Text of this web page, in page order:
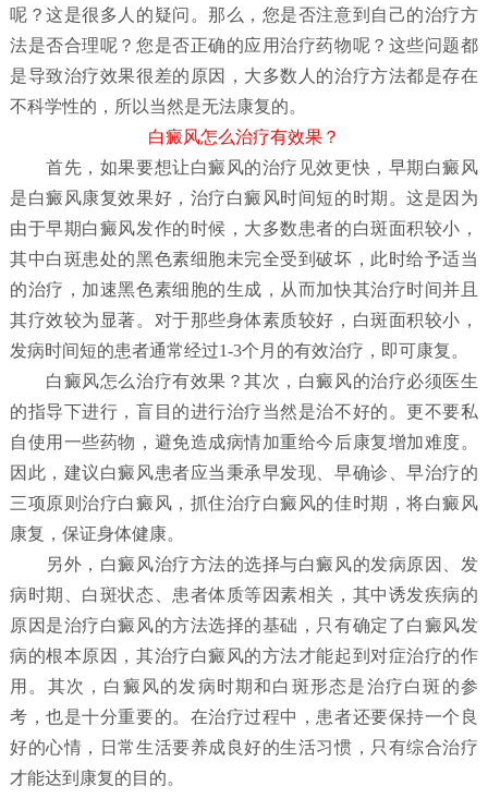
呢？这是很多人的疑问。那么，您是否注意到自己的治疗方
法是否合理呢？您是否正确的应用治疗药物呢？这些问题都
是导致治疗效果很差的原因，大多数人的治疗方法都是存在
不科学性的，所以当然是无法康复的。
白癜风怎么治疗有效果？
首先，如果要想让白癜风的治疗见效更快，早期白癜风
是白癜风康复效果好，治疗白癜风时间短的时期。这是因为
由于早期白癜风发作的时候，大多数患者的白斑面积较小，
其中白斑患处的黑色素细胞未完全受到破坏，此时给予适当
的治疗，加速黑色素细胞的生成，从而加快其治疗时间并且
其疗效较为显著。对于那些身体素质较好，白斑面积较小，
发病时间短的患者通常经过1-3个月的有效治疗，即可康复。
白癜风怎么治疗有效果？其次，白癜风的治疗必须医生
的指导下进行，盲目的进行治疗当然是治不好的。更不要私
自使用一些药物，避免造成病情加重给今后康复增加难度。
因此，建议白癜风患者应当秉承早发现、早确诊、早治疗的
三项原则治疗白癜风，抓住治疗白癜风的佳时期，将白癜风
康复，保证身体健康。
另外，白癜风治疗方法的选择与白癜风的发病原因、发
病时期、白斑状态、患者体质等因素相关，其中诱发疾病的
原因是治疗白癜风的方法选择的基础，只有确定了白癜风发
病的根本原因，其治疗白癜风的方法才能起到对症治疗的作
用。其次，白癜风的发病时期和白斑形态是治疗白斑的参
考，也是十分重要的。在治疗过程中，患者还要保持一个良
好的心情，日常生活要养成良好的生活习惯，只有综合治疗
才能达到康复的目的。